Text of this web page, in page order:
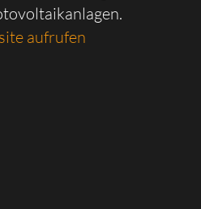
aufrufen